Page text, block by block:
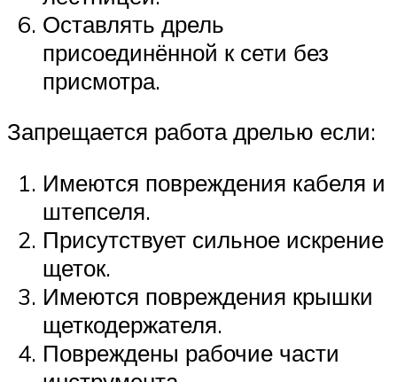
Оставлять дрель
присоединённой к сети без
присмотра.
Запрещается работа дрелью если:
Имеются повреждения кабеля и
штепселя.
Присутствует сильное искрение
щеток.
Имеются повреждения крышки
щеткодержателя.
Повреждены рабочие части